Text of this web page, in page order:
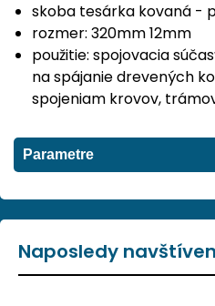
skoba tesárka kovaná -
rozmer: 320mm 12mm
použitie: spojovacia
na spájanie drevených
spojeniam krovov,
Parametre
Naposledy